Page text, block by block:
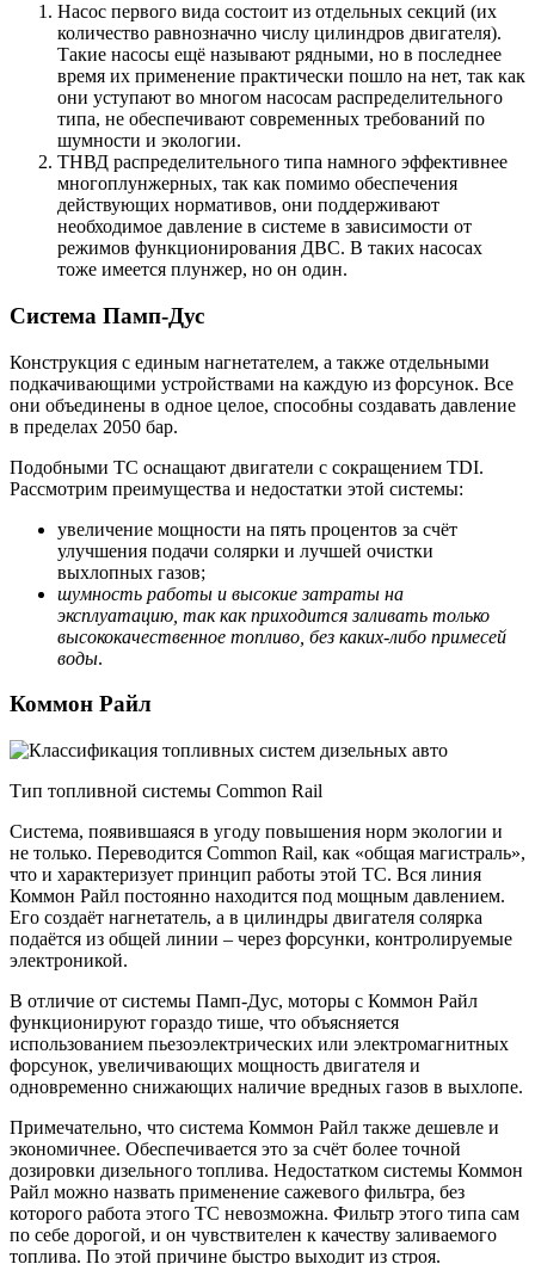
Насос первого вида состоит из отдельных секций (их
количество равнозначно числу цилиндров двигателя).
Такие насосы ещё называют рядными, но в последнее
время их применение практически пошло на нет, так как
они уступают во многом насосам распределительного
типа, не обеспечивают современных требований по
шумности и экологии.
ТНВД распределительного типа намного эффективнее
многоплунжерных, так как помимо обеспечения
действующих нормативов, они поддерживают
необходимое давление в системе в зависимости от
режимов функционирования ДВС. В таких насосах
тоже имеется плунжер, но он один.
Система Памп-Дус
Конструкция с единым нагнетателем, а также отдельными
подкачивающими устройствами на каждую из форсунок. Все
они объединены в одное целое, способны создавать давление
в пределах 2050 бар.
Подобными ТС оснащают двигатели с сокращением TDI.
Рассмотрим преимущества и недостатки этой системы:
увеличение мощности на пять процентов за счёт
улучшения подачи солярки и лучшей очистки
выхлопных газов;
шумность работы и высокие затраты на
эксплуатацию, так как приходится заливать только
высококачественное топливо, без каких-либо примесей
воды.
Коммон Райл
Тип топливной системы Common Rail
Система, появившаяся в угоду повышения норм экологии и
не только. Переводится Common Rail, как «общая магистраль»,
что и характеризует принцип работы этой ТС. Вся линия
Коммон Райл постоянно находится под мощным давлением.
Его создаёт нагнетатель, а в цилиндры двигателя солярка
подаётся из общей линии – через форсунки, контролируемые
электроникой.
В отличие от системы Памп-Дус, моторы с Коммон Райл
функционируют гораздо тише, что объясняется
использованием пьезоэлектрических или электромагнитных
форсунок, увеличивающих мощность двигателя и
одновременно снижающих наличие вредных газов в выхлопе.
Примечательно, что система Коммон Райл также дешевле и
экономичнее. Обеспечивается это за счёт более точной
дозировки дизельного топлива. Недостатком системы Коммон
Райл можно назвать применение сажевого фильтра, без
которого работа этого ТС невозможна. Фильтр этого типа сам
по себе дорогой, и он чувствителен к качеству заливаемого
топлива. По этой причине быстро выходит из строя.